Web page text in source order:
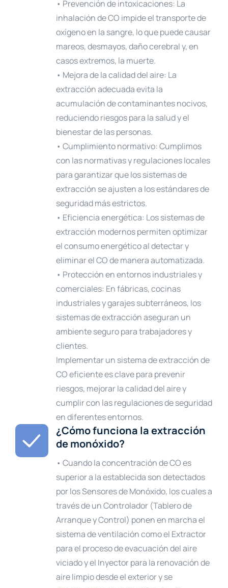
• Prevención de intoxicaciones: La
inhalación de CO impide el transporte de
oxígeno en la sangre, lo que puede causar
mareos, desmayos, daño cerebral y, en
casos extremos, la muerte.
• Mejora de la calidad del aire: La
extracción adecuada evita la
acumulación de contaminantes nocivos,
reduciendo riesgos para la salud y el
bienestar de las personas.
• Cumplimiento normativo: Cumplimos
con las normativas y regulaciones locales
para garantizar que los sistemas de
extracción se ajusten a los estándares de
seguridad más estrictos.
• Eficiencia energética: Los sistemas de
extracción modernos permiten optimizar
el consumo energético al detectar y
eliminar el CO de manera automatizada.
• Protección en entornos industriales y
comerciales: En fábricas, cocinas
industriales y garajes subterráneos, los
sistemas de extracción aseguran un
ambiente seguro para trabajadores y
clientes.
Implementar un sistema de extracción de
CO eficiente es clave para prevenir
riesgos, mejorar la calidad del aire y
cumplir con las regulaciones de seguridad
en diferentes entornos.
¿Cómo funciona la extracción
de monóxido?
• Cuando la concentración de CO es
superior a la establecida son detectados
por los Sensores de Monóxido, los cuales a
través de un Controlador (Tablero de
Arranque y Control) ponen en marcha el
sistema de ventilación como el Extractor
para el proceso de evacuación del aire
viciado y el Inyector para la renovación de
aire limpio desde el exterior y se